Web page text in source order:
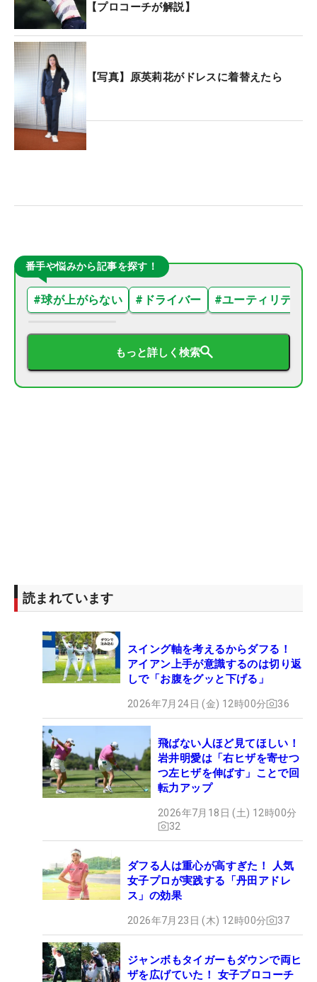
【プロコーチが解説】
【写真】原英莉花がドレスに着替えたら
番手や悩みから記事を探す！
#球が上がらない # ドライバー #ユーティリティ
もっと詳しく検索
読まれています
スイング軸を考えるからダフる！
アイアン上手が意識するのは切り返
しで「お腹をグッと下げる」
2026年7月24日 (金) 12時00分 36
飛ばない人ほど見てほしい！
岩井明愛は「右ヒザを寄せつ
つ左ヒザを伸ばす」ことで回
転力アップ
2026年7月18日 (土) 12時00分
32
ダフる人は重心が高すぎた！ 人気
女子プロが実践する「丹田アドレ
ス」の効果
2026年7月23日 (木) 12時00分 37
ジャンボもタイガーもダウンで両ヒ
ザを広げていた！ 女子プロコーチ